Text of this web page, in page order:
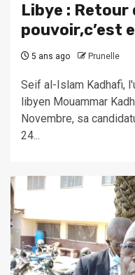
Libye : Retour
pouvoir,c’est
5 ans ago Prunelle
Seif al-Islam Kadhafi,
libyen Mouammar
Novembre, sa
24...